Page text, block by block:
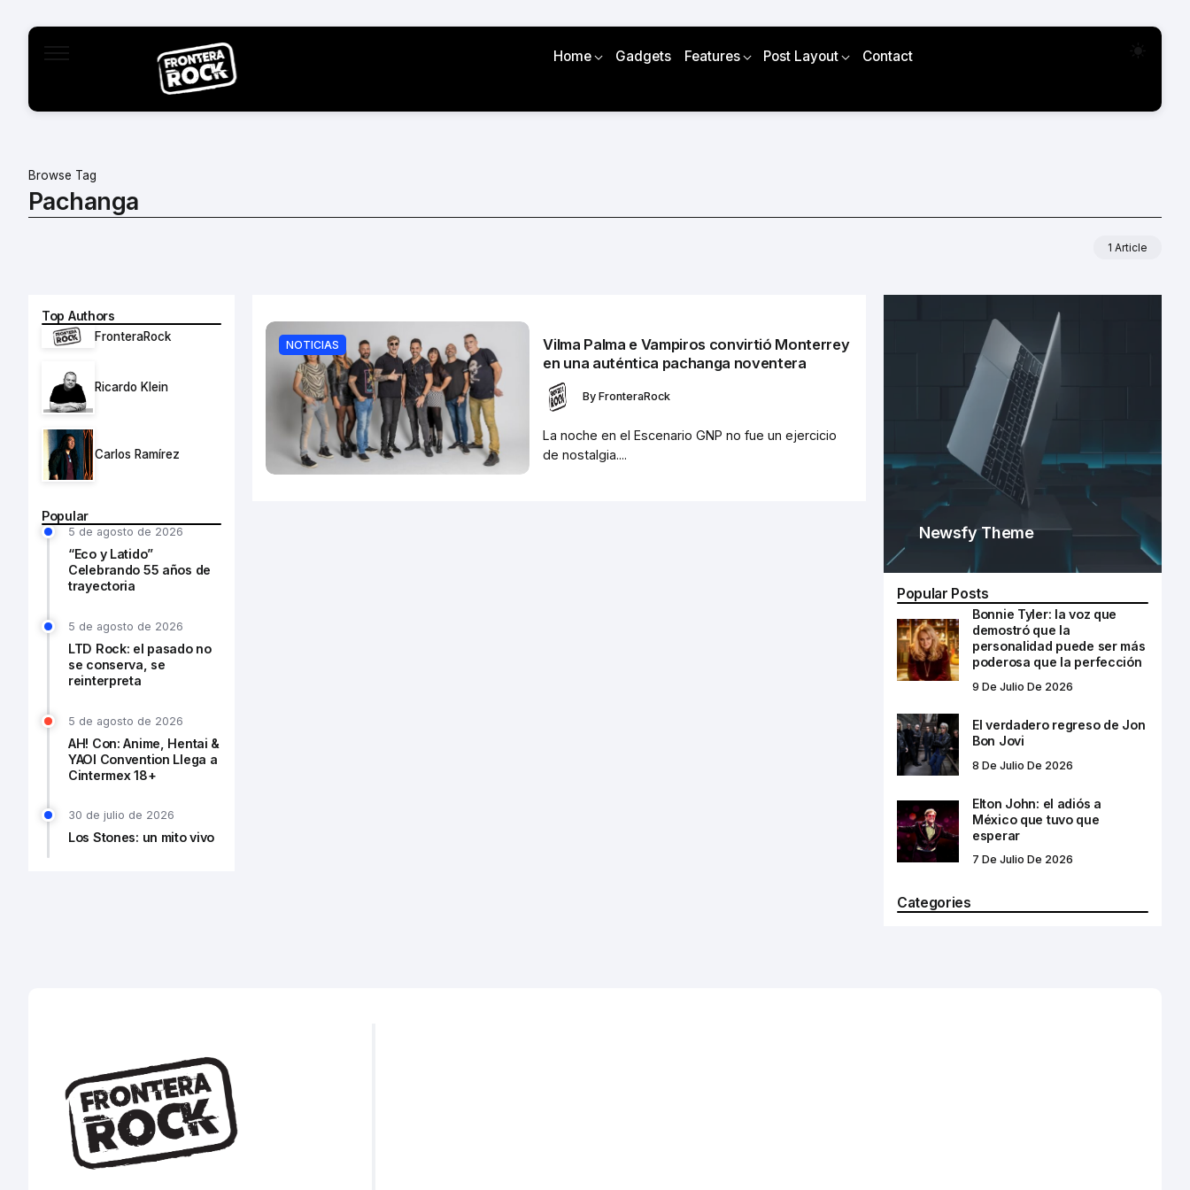
Home Gadgets Features Post Layout Contact
Browse Tag
Pachanga
1 Article
Top Authors
FronteraRock
Ricardo Klein
Carlos Ramírez
Popular
5 de agosto de 2026
“Eco y Latido”
Celebrando 55 años de
trayectoria
5 de agosto de 2026
LTD Rock: el pasado no
se conserva, se
reinterpreta
5 de agosto de 2026
AH! Con: Anime, Hentai &
YAOI Convention Llega a
Cintermex 18+
30 de julio de 2026
Los Stones: un mito vivo
NOTICIAS
Vilma Palma e Vampiros convirtió Monterrey
en una auténtica pachanga noventera
By FronteraRock
La noche en el Escenario GNP no fue un ejercicio
de nostalgia....
Newsfy Theme
Popular Posts
Bonnie Tyler: la voz que
demostró que la
personalidad puede ser más
poderosa que la perfección
9 De Julio De 2026
El verdadero regreso de Jon
Bon Jovi
8 De Julio De 2026
Elton John: el adiós a
México que tuvo que
esperar
7 De Julio De 2026
Categories